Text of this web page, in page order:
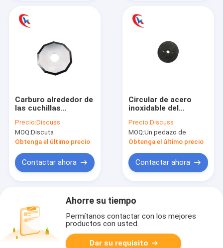
Carburo alrededor de
las cuchillas
cortadora 89 HRC
para cortar las
cuchillas circulares
tela de papel
Precio:Discuss
MOQ:Discuta
Obtenga el último precio
Contactar ahora
Circular de acero
inoxidable del
que raja la ronda de
las cuchillas para la
carpintería
Precio:Discuss
MOQ:Un pedazo de
Obtenga el último precio
Contactar ahora
Ahorre su tiempo
Permítanos contactar con los mejores
productos con usted.
Dar su requisito